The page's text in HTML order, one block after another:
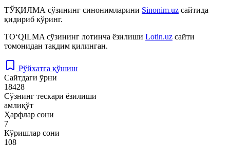
ТЎҚИЛМА сўзининг синонимларини Sinonim.uz сайтида
қидириб кўринг.
TO‘QILMA сўзининг лотинча ёзилиши Lotin.uz сайти
томонидан тақдим қилинган.
Рўйхатга қўшиш
Сайтдаги ўрни
18428
Сўзнинг тескари ёзилиши
амлиқўт
Ҳарфлар сони
7
Кўришлар сони
108